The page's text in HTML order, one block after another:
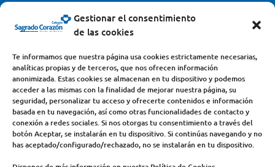
Gestionar el consentimiento
de las cookies
Te informamos que nuestra página usa cookies estrictamente necesarias,
analíticas propias y de terceros, que nos ofrecen información
anonimizada. Estas cookies se almacenan en tu dispositivo y podemos
acceder a las mismas con la finalidad de mejorar nuestra página, su
seguridad, personalizar tu acceso y ofrecerte contenidos e información
basada en tu navegación, así como otras funcionalidades de contacto y
conexión a redes sociales. Si nos otorgas tu consentimiento a través del
botón Aceptar, se instalarán en tu dispositivo. Si continúas navegando y no
has aceptado/configurado/rechazado, no se instalarán en tu dispositivo.
centro@scjdehon.com
Colegio y Seminario Sagrado Corazón
Avda. Castilla y León, s/n – 34200 – Venta de Baños
(Palencia) – Teléfono 979770649